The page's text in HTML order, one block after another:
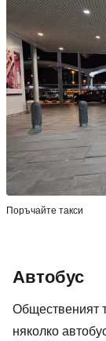
Поръчайте такси
Автобус
Общественият
няколко